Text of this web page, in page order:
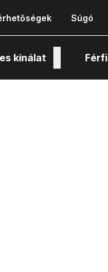
Súgó
kínálat Férfi